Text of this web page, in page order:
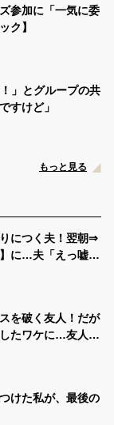
のリ
す︎︎ᕷ·͜·
参加に「一気に委
ク】
」とグループの共
すけど」
もっと見る
につく夫！翌朝⇒
に…夫「えっ嘘だ
を破く友人！だが
たワケに…友人
けた私が、最後の